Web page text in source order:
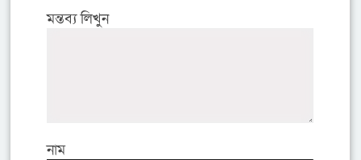
মন্তব্য লিখুন
নাম